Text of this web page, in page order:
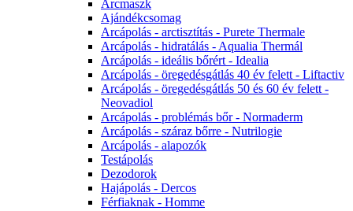
Arcmaszk
Ajándékcsomag
Arcápolás - arctisztítás - Purete Thermale
Arcápolás - hidratálás - Aqualia Thermál
Arcápolás - ideális bőrért - Idealia
Arcápolás - öregedésgátlás 40 év felett - Liftactiv
Arcápolás - öregedésgátlás 50 és 60 év felett -
Neovadiol
Arcápolás - problémás bőr - Normaderm
Arcápolás - száraz bőrre - Nutrilogie
Arcápolás - alapozók
Testápolás
Dezodorok
Hajápolás - Dercos
Férfiaknak - Homme